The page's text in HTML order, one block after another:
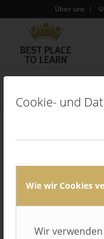
Cookie- und
Wie wir Cookies
Wir
Über uns
Sie sind hier: Startseite